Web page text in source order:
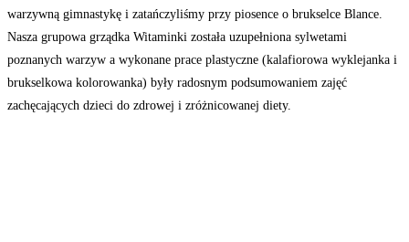
warzywną gimnastykę i zatańczyliśmy przy piosence o brukselce Blance.
Nasza grupowa grządka Witaminki została uzupełniona sylwetami
poznanych warzyw a wykonane prace plastyczne (kalafiorowa wyklejanka i
brukselkowa kolorowanka) były radosnym podsumowaniem zajęć
zachęcających dzieci do zdrowej i zróżnicowanej diety.